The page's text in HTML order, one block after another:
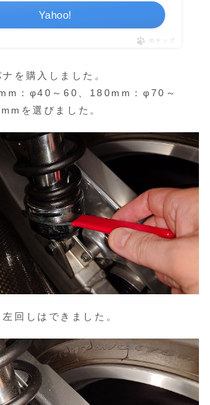
Yahoo!
ポチップ
を購入しました。
：φ40～60、180mm：φ70～
を選びました。
回しはできました。